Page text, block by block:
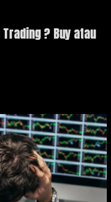
? Buy atau